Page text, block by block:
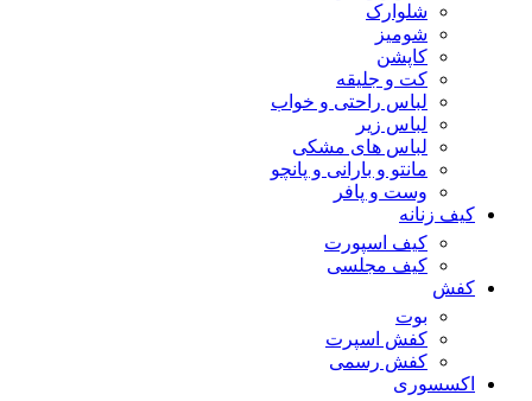
شلوارک
شومیز
کاپشن
کت و جلیقه
لباس راحتی و خواب
لباس زیر
لباس های مشکی
مانتو و بارانی و پانچو
وست و پافر
کیف زنانه
کیف اسپورت
کیف مجلسی
کفش
بوت
کفش اسپرت
کفش رسمی
اکسسوری